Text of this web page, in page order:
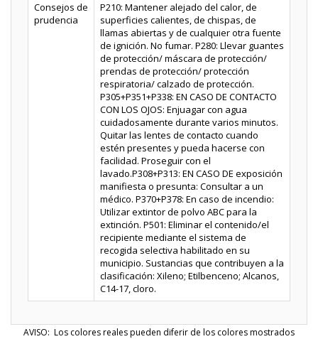
Consejos de
prudencia
P210: Mantener alejado del calor, de
superficies calientes, de chispas, de
llamas abiertas y de cualquier otra fuente
de ignición. No fumar. P280: Llevar guantes
de protección/ máscara de protección/
prendas de protección/ protección
respiratoria/ calzado de protección.
P305+P351+P338: EN CASO DE CONTACTO
CON LOS OJOS: Enjuagar con agua
cuidadosamente durante varios minutos.
Quitar las lentes de contacto cuando
estén presentes y pueda hacerse con
facilidad. Proseguir con el
lavado.P308+P313: EN CASO DE exposición
manifiesta o presunta: Consultar a un
médico. P370+P378: En caso de incendio:
Utilizar extintor de polvo ABC para la
extinción. P501: Eliminar el contenido/el
recipiente mediante el sistema de
recogida selectiva habilitado en su
municipio. Sustancias que contribuyen a la
clasificación: Xileno; Etilbenceno; Alcanos,
C14-17, cloro.
AVISO: Los colores reales pueden diferir de los colores mostrados